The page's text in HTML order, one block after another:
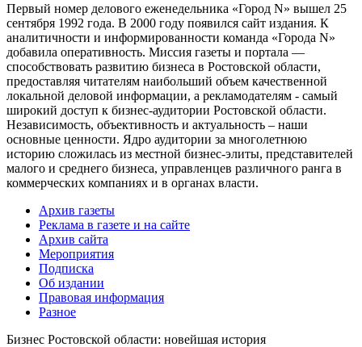
Первый номер делового еженедельника «Город N» вышел 25
сентября 1992 года. В 2000 году появился сайт издания. К
аналитичности и информированности команда «Города N»
добавила оперативность. Миссия газеты и портала —
способствовать развитию бизнеса в Ростовской области,
предоставляя читателям наибольший объем качественной
локальной деловой информации, а рекламодателям - самый
широкий доступ к бизнес-аудитории Ростовской области.
Независимость, объективность и актуальность – наши
основные ценности. Ядро аудитории за многолетнюю
историю сложилась из местной бизнес-элиты, представителей
малого и среднего бизнеса, управленцев различного ранга в
коммерческих компаниях и в органах власти.
Архив газеты
Реклама в газете и на сайте
Архив сайта
Мероприятия
Подписка
Об издании
Правовая информация
Разное
Бизнес Ростовской области: новейшая история